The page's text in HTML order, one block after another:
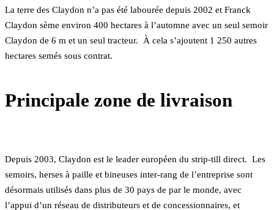
La terre des Claydon n’a pas été labourée depuis 2002 et Franck
Claydon sème environ 400 hectares à l’automne avec un seul semoir
Claydon de 6 m et un seul tracteur. À cela s’ajoutent 1 250 autres
hectares semés sous contrat.
Depuis 2003, Claydon est le leader européen du strip-till direct. Les
semoirs, herses à paille et bineuses inter-rang de l’entreprise sont
désormais utilisés dans plus de 30 pays de par le monde, avec
l’appui d’un réseau de distributeurs et de concessionnaires, et
Principale zone de livraison